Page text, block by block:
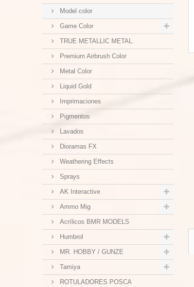
Model color
Game Color
TRUE METALLIC METAL.
Premium Airbrush Color
Metal Color
Liquid Gold
Imprimaciones
Pigmentos
Lavados
Dioramas FX
Weathering Effects
Sprays
AK Interactive
Ammo Mig
Acrílicos BMR MODELS
Humbrol
MR. HOBBY / GUNZE
Tamiya
ROTULADORES POSCA